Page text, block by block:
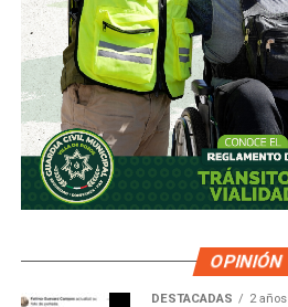
OPINIÓN
DESTACADAS 2 años